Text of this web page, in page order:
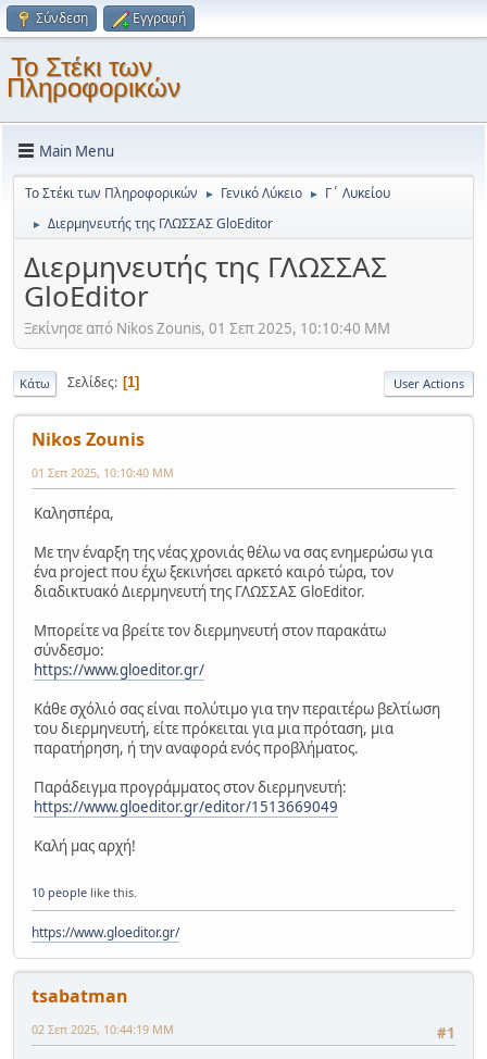
Σύνδεση Εγγραφή
Το Στέκι των
Πληροφορικών
Main Menu
Το Στέκι των Πληροφορικών ► Γενικό Λύκειο ► Γ΄ Λυκείου
► Διερμηνευτής της ΓΛΩΣΣΑΣ GloEditor
Διερμηνευτής της ΓΛΩΣΣΑΣ
GloEditor
Ξεκίνησε από Nikos Zounis, 01 Σεπ 2025, 10:10:40 ΜΜ
Κάτω Σελίδες 1 User Actions
Nikos Zounis
01 Σεπ 2025, 10:10:40 ΜΜ
Καλησπέρα,
Με την έναρξη της νέας χρονιάς θέλω να σας ενημερώσω για
ένα project που έχω ξεκινήσει αρκετό καιρό τώρα, τον
διαδικτυακό Διερμηνευτή της ΓΛΩΣΣΑΣ GloEditor.
Μπορείτε να βρείτε τον διερμηνευτή στον παρακάτω
σύνδεσμο:
https://www.gloeditor.gr/
Κάθε σχόλιό σας είναι πολύτιμο για την περαιτέρω βελτίωση
του διερμηνευτή, είτε πρόκειται για μια πρόταση, μια
παρατήρηση, ή την αναφορά ενός προβλήματος.
Παράδειγμα προγράμματος στον διερμηνευτή:
https://www.gloeditor.gr/editor/1513669049
Καλή μας αρχή!
10 people like this.
https://www.gloeditor.gr/
tsabatman
#1
02 Σεπ 2025, 10:44:19 ΜΜ